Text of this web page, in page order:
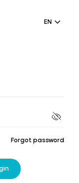
EN
Forgot password